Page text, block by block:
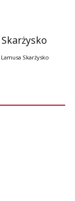
Lamusa Skarżysko